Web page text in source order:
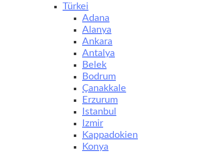
Türkei
Adana
Alanya
Ankara
Antalya
Belek
Bodrum
Çanakkale
Erzurum
Istanbul
Izmir
Kappadokien
Konya